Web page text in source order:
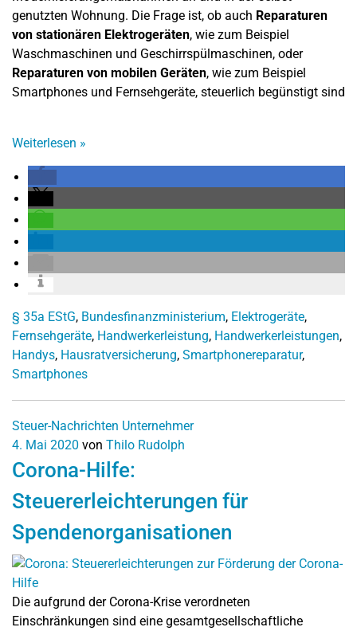
genutzten Wohnung. Die Frage ist, ob auch Reparaturen
von stationären Elektrogeräten, wie zum Beispiel
Waschmaschinen und Geschirrspülmaschinen, oder
Reparaturen von mobilen Geräten, wie zum Beispiel
Smartphones und Fernsehgeräte, steuerlich begünstigt sind
Weiterlesen »
§ 35a EStG, Bundesfinanzministerium, Elektrogeräte,
Fernsehgeräte, Handwerkerleistung, Handwerkerleistungen,
Handys, Hausratversicherung, Smartphonereparatur,
Smartphones
Steuer-Nachrichten Unternehmer
4. Mai 2020 von Thilo Rudolph
Corona-Hilfe:
Steuererleichterungen für
Spendenorganisationen
Die aufgrund der Corona-Krise verordneten
Einschränkungen sind eine gesamtgesellschaftliche